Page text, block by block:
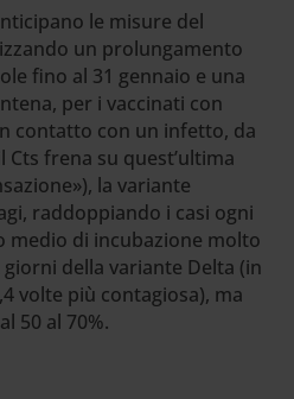
le misure del
un prolungamento
fino al 31 gennaio e una
per i vaccinati con
contatto con un infetto, da
Cts frena su quest’ultima
la variante
raddoppiando i casi ogni
medio di incubazione molto
della variante Delta (in
volte più contagiosa), ma
50 al 70%.